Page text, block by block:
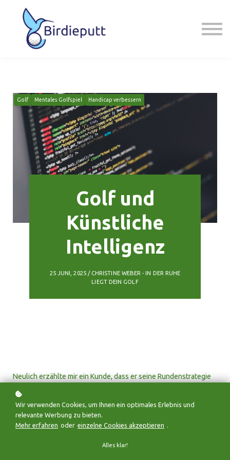
Über mich
Golf Mentales Golfspiel Handicap verbessern
Golf und
Künstliche
Intelligenz
25 JUNI, 2025 / CHRISTINE WEBER - IN DER RUHE
LIEGT DEIN GOLF
Neulich erzählte mir ein Kunde, dass er seine Rundenstrategie
Künstliche Intelligenz – berechnen lässt. Er war überrascht,
dass die KI-Hilfe wenig Erfolg zeigte. Ich war nicht überrascht,
sondern schockiert.
Stell dir vor: Du überlässt deine Schlagvorbereitung einer KI,
Wir verwenden Cookies, um Ihnen ein optimales Erlebnis und
relevante Werbung zu bieten.
Mehr erfahren oder einzelne Cookies akzeptieren .
Alles klar!